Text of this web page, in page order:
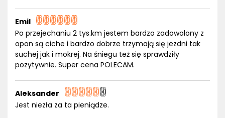
Emil
Po przejechaniu 2 tys.km jestem bardzo zadowolony z
opon są ciche i bardzo dobrze trzymają się jezdni tak
suchej jak i mokrej. Na śniegu też się sprawdziły
pozytywnie. Super cena POLECAM.
Aleksander
Jest niezła za ta pieniądze.